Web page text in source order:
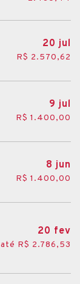
20 jul
R$ 2.570,62
9 jul
R$ 1.400,00
8 jun
R$ 1.400,00
20 fev
até R$ 2.786,53